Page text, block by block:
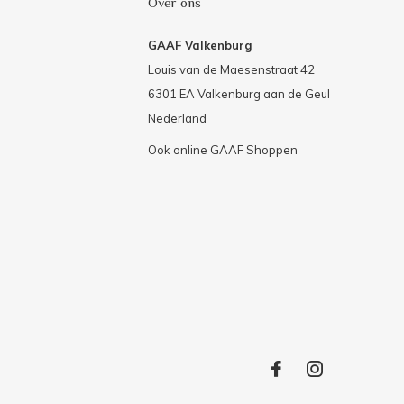
GAAF Valkenburg
Louis van de Maesenstraat 42
6301 EA Valkenburg aan de Geul
Nederland
Ook online GAAF Shoppen